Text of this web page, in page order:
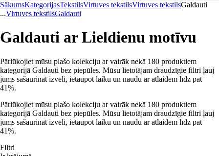
SākumsKategorijasTekstilsVirtuves tekstilsVirtuves tekstilsGaldauti
...Virtuves tekstilsGaldauti
Galdauti ar Lieldienu motīvu
Pārlūkojiet mūsu plašo kolekciju ar vairāk nekā 180 produktiem
kategorijā Galdauti bez piepūles. Mūsu lietotājam draudzīgie filtri ļauj
jums sašaurināt izvēli, ietaupot laiku un naudu ar atlaidēm līdz pat
41%.
Pārlūkojiet mūsu plašo kolekciju ar vairāk nekā 180 produktiem
kategorijā Galdauti bez piepūles. Mūsu lietotājam draudzīgie filtri ļauj
jums sašaurināt izvēli, ietaupot laiku un naudu ar atlaidēm līdz pat
41%.
Filtri